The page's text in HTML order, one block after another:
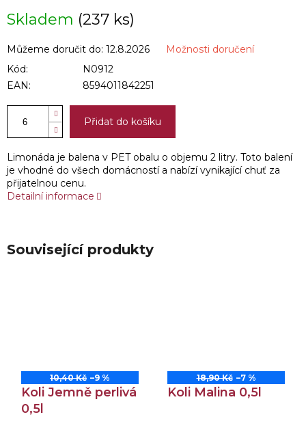
cena:
Skladem (237 ks)
Můžeme doručit do: 12.8.2026
Možnosti doručení
Kód:
N0912
EAN:
8594011842251
Přidat do košíku
Limonáda je balena v PET obalu o objemu 2 litry. Toto balení
je vhodné do všech domácností a nabízí vynikající chuť za
přijatelnou cenu.
Detailní informace
Související produkty
10,40 Kč –9 %
Koli Jemně perlivá
0,5l
18,90 Kč –7 %
Koli Malina 0,5l